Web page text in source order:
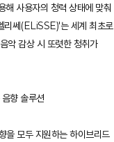
해 사용자의 청력 상태에 맞춰
리쎄(ELiSSE)'는 세계 최초로
악 감상 시 또렷한 청취가
향 솔루션
을 모두 지원하는 하이브리드